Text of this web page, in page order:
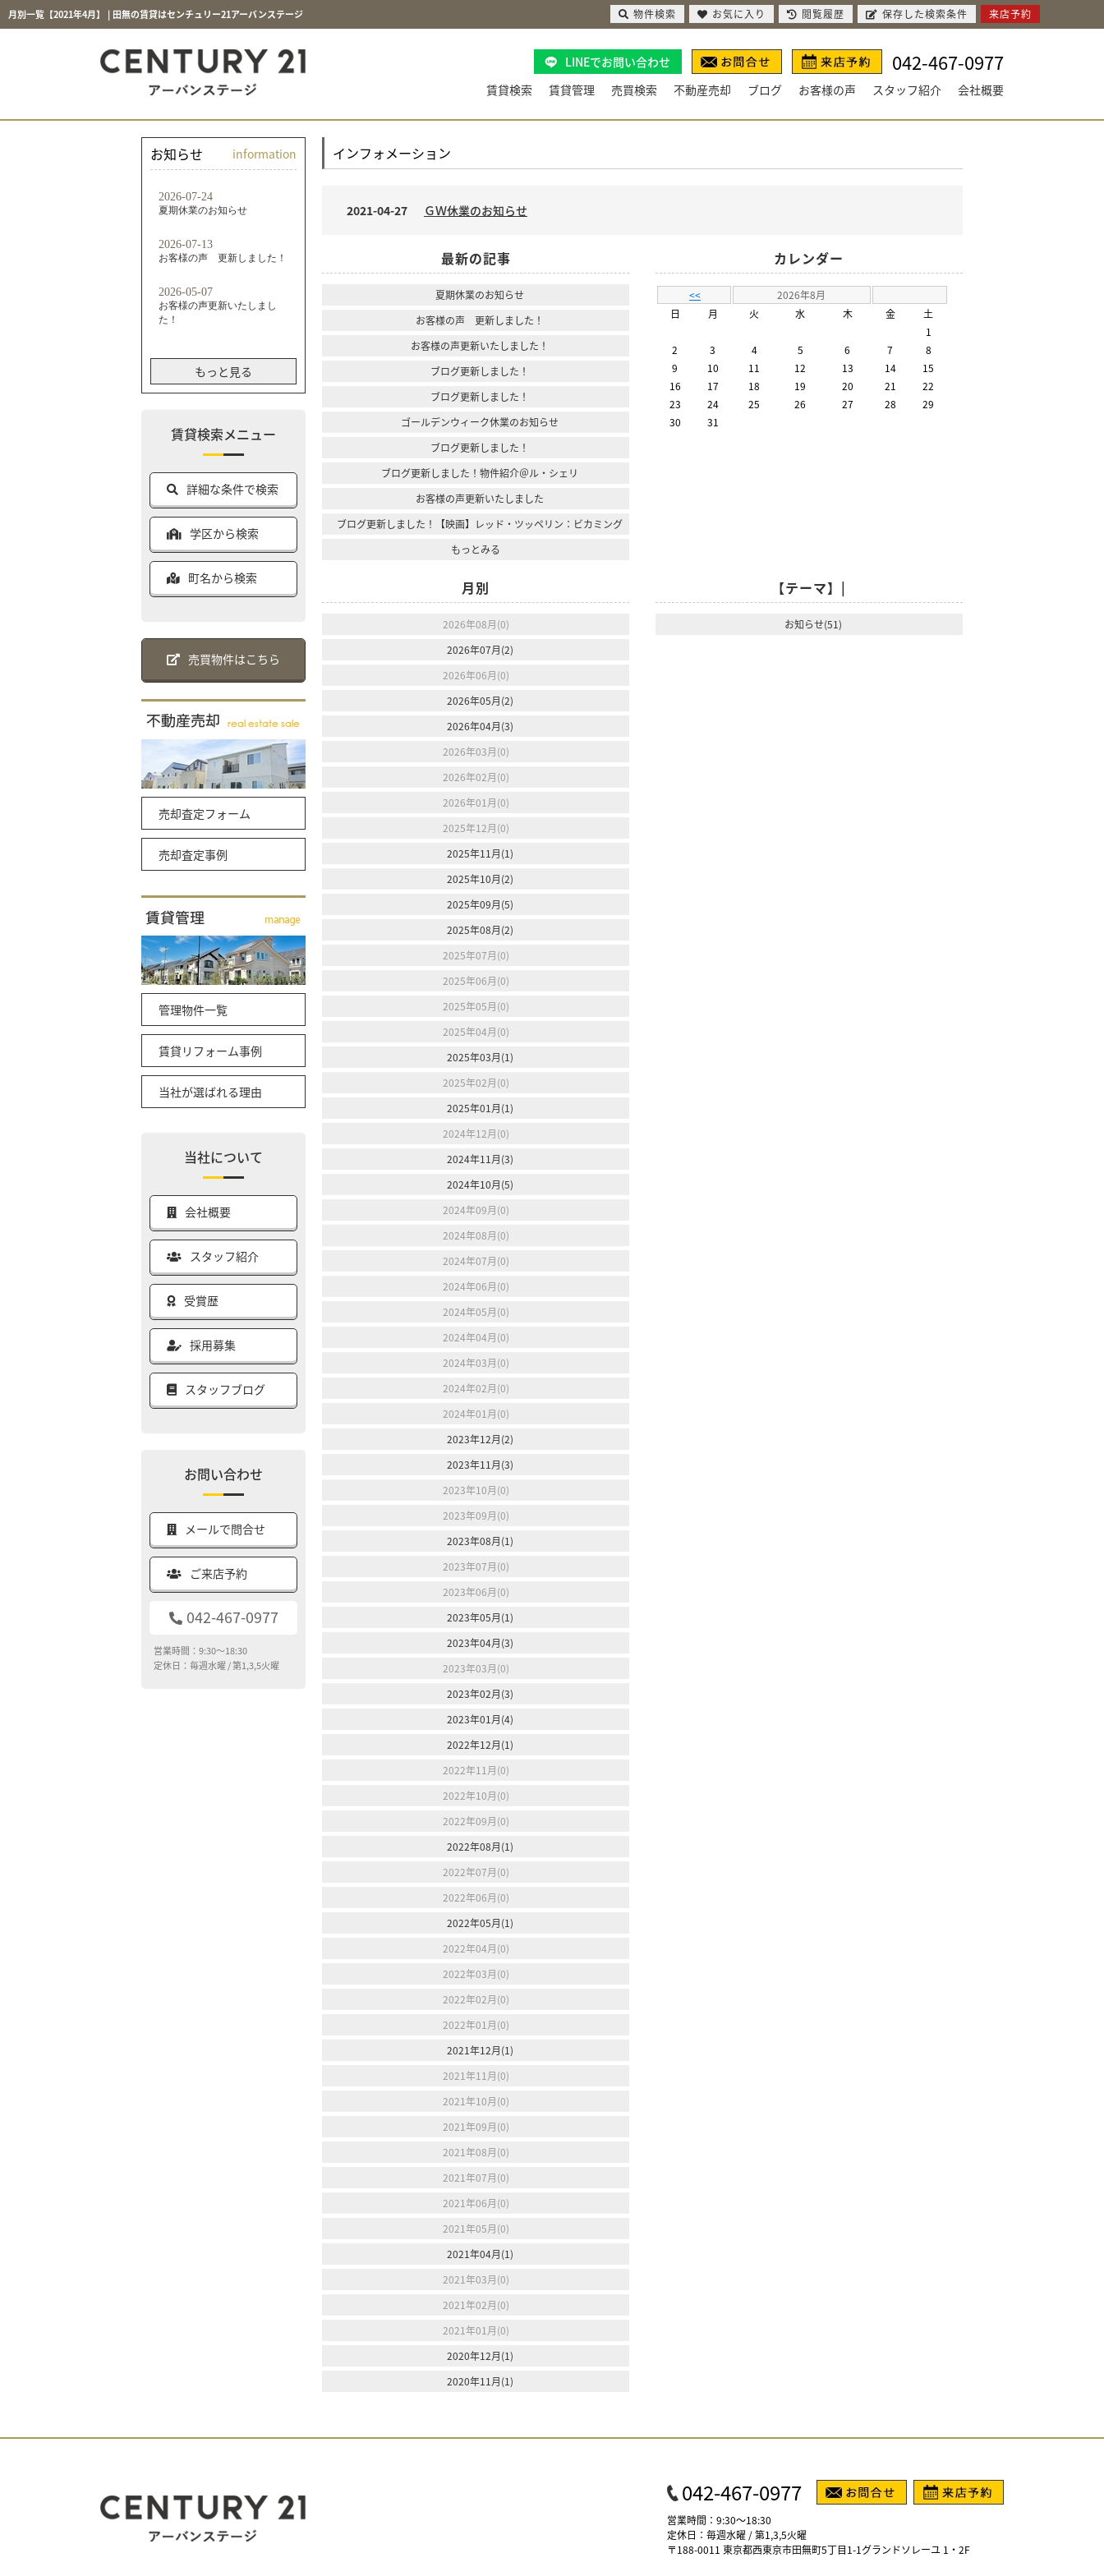
月別一覧【2021年4月】 | 田無の賃貸はセンチュリー21アーバンステージ
LINEでお問い合わせ 042-467-0977
賃貸検索 賃貸管理 売買検索 不動産売却 ブログ お客様の声 スタッフ紹介 会社概要
インフォメーション
2021-04-27 ＧＷ休業のお知らせ
最新の記事
夏期休業のお知らせ
お客様の声 更新しました！
お客様の声更新いたしました！
ブログ更新しました！
ブログ更新しました！
ゴールデンウィーク休業のお知らせ
ブログ更新しました！
ブログ更新しました！物件紹介＠ル・シェリ
お客様の声更新いたしました
ブログ更新しました！【映画】レッド・ツッペリン：ビカミング
もっとみる
カレンダー
<<
2026年8月
日
月 火 水 木 金
土
1
2
3 4 5 6 7
8
9
10 11 12 13 14
15
16
17 18 19 20 21
22
23
24 25 26 27 28
29
30
31
月別
2026年08月(0)
2026年07月(2)
2026年06月(0)
2026年05月(2)
2026年04月(3)
2026年03月(0)
2026年02月(0)
2026年01月(0)
2025年12月(0)
2025年11月(1)
2025年10月(2)
2025年09月(5)
2025年08月(2)
2025年07月(0)
2025年06月(0)
2025年05月(0)
2025年04月(0)
2025年03月(1)
2025年02月(0)
2025年01月(1)
2024年12月(0)
2024年11月(3)
2024年10月(5)
2024年09月(0)
2024年08月(0)
2024年07月(0)
2024年06月(0)
2024年05月(0)
2024年04月(0)
2024年03月(0)
2024年02月(0)
2024年01月(0)
2023年12月(2)
2023年11月(3)
2023年10月(0)
2023年09月(0)
2023年08月(1)
2023年07月(0)
2023年06月(0)
2023年05月(1)
2023年04月(3)
2023年03月(0)
2023年02月(3)
2023年01月(4)
2022年12月(1)
2022年11月(0)
2022年10月(0)
2022年09月(0)
2022年08月(1)
2022年07月(0)
2022年06月(0)
2022年05月(1)
2022年04月(0)
2022年03月(0)
2022年02月(0)
2022年01月(0)
2021年12月(1)
2021年11月(0)
2021年10月(0)
2021年09月(0)
2021年08月(0)
2021年07月(0)
2021年06月(0)
2021年05月(0)
2021年04月(1)
2021年03月(0)
2021年02月(0)
2021年01月(0)
2020年12月(1)
2020年11月(1)
【テーマ】|
お知らせ(51)
お知らせ information
もっと見る
賃貸検索メニュー
詳細な条件で検索
学区から検索
町名から検索
売買物件はこちら
売却査定フォーム
売却査定事例
管理物件一覧
賃貸リフォーム事例
当社が選ばれる理由
当社について
会社概要
スタッフ紹介
受賞歴
採用募集
スタッフブログ
お問い合わせ
メールで問合せ
ご来店予約
042-467-0977
営業時間：9:30～18:30
定休日：毎週水曜 / 第1,3,5火曜
042-467-0977
営業時間：9:30～18:30
定休日：毎週水曜 / 第1,3,5火曜
〒188-0011 東京都西東京市田無町5丁目1-1グランドソレーユ 1・2F
物件検索 お気に入り 閲覧履歴 保存した検索条件 来店予約